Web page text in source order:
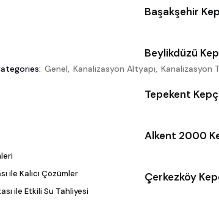
Başakşehir
Beylikdüzü
Tepekent
Alkent 2000
Çerkezköy
Genel, Kanalizasyon Altyapı, Kanalizasyon
ile Kalıcı Çözümler
ile Etkili Su Tahliyesi